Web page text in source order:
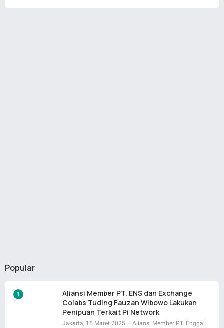
Popular
Aliansi Member PT. ENS dan Exchange
Colabs Tuding Fauzan Wibowo Lakukan
Penipuan Terkait Pi Network
Jakarta, 15 Maret 2025 – Aliansi Member PT. Enggal